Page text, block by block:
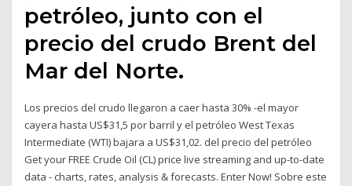
petróleo, junto con el
precio del crudo Brent del
Mar del Norte.
Los precios del crudo llegaron a caer hasta 30% -el mayor
cayera hasta US$31,5 por barril y el petróleo West Texas
Intermediate (WTI) bajara a US$31,02. del precio del petróleo
Get your FREE Crude Oil (CL) price live streaming and up-to-date
data - charts, rates, analysis & forecasts. Enter Now! Sobre este